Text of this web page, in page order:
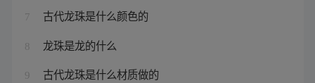
7 古代龙珠是什么颜色的
8 龙珠是龙的什么
9 古代龙珠是什么材质做的